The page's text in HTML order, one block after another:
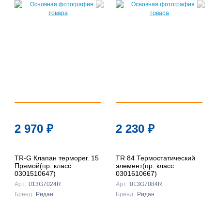
2 970 ₽
TR-G Клапан терморег. 15
Прямой(пр. класс
0301510647)
Арт: 013G7024R
Бренд: Ридан
2 230 ₽
TR 84 Термостатический
элемент(пр. класс
0301610667)
Арт: 013G7084R
Бренд: Ридан